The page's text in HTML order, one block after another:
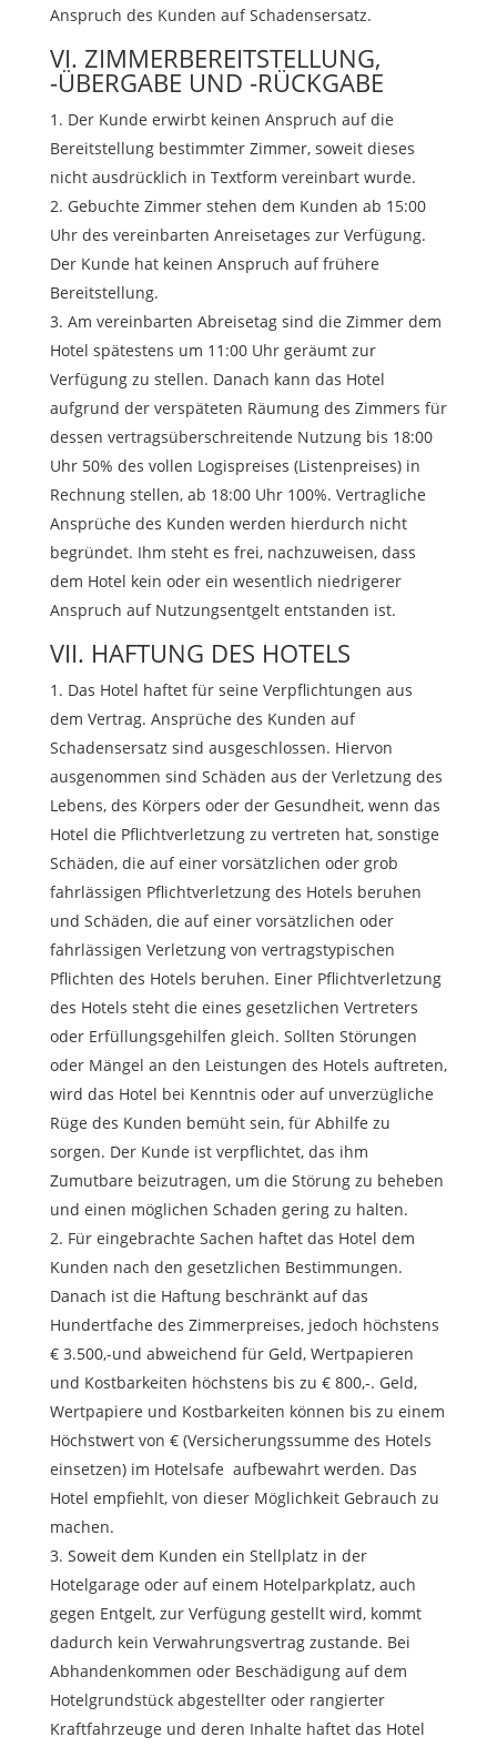
Anspruch des Kunden auf Schadensersatz.
VI. ZIMMERBEREITSTELLUNG,
-ÜBERGABE UND -RÜCKGABE
Der Kunde erwirbt keinen Anspruch auf die
Bereitstellung bestimmter Zimmer, soweit dieses
nicht ausdrücklich in Textform vereinbart wurde.
Gebuchte Zimmer stehen dem Kunden ab 15:00
Uhr des vereinbarten Anreisetages zur Verfügung.
Der Kunde hat keinen Anspruch auf frühere
Bereitstellung.
Am vereinbarten Abreisetag sind die Zimmer dem
Hotel spätestens um 11:00 Uhr geräumt zur
Verfügung zu stellen. Danach kann das Hotel
aufgrund der verspäteten Räumung des Zimmers für
dessen vertragsüberschreitende Nutzung bis 18:00
Uhr 50% des vollen Logispreises (Listenpreises) in
Rechnung stellen, ab 18:00 Uhr 100%. Vertragliche
Ansprüche des Kunden werden hierdurch nicht
begründet. Ihm steht es frei, nachzuweisen, dass
dem Hotel kein oder ein wesentlich niedrigerer
Anspruch auf Nutzungsentgelt entstanden ist.
VII. HAFTUNG DES HOTELS
Das Hotel haftet für seine Verpflichtungen aus
dem Vertrag. Ansprüche des Kunden auf
Schadensersatz sind ausgeschlossen. Hiervon
ausgenommen sind Schäden aus der Verletzung des
Lebens, des Körpers oder der Gesundheit, wenn das
Hotel die Pflichtverletzung zu vertreten hat, sonstige
Schäden, die auf einer vorsätzlichen oder grob
fahrlässigen Pflichtverletzung des Hotels beruhen
und Schäden, die auf einer vorsätzlichen oder
fahrlässigen Verletzung von vertragstypischen
Pflichten des Hotels beruhen. Einer Pflichtverletzung
des Hotels steht die eines gesetzlichen Vertreters
oder Erfüllungsgehilfen gleich. Sollten Störungen
oder Mängel an den Leistungen des Hotels auftreten,
wird das Hotel bei Kenntnis oder auf unverzügliche
Rüge des Kunden bemüht sein, für Abhilfe zu
sorgen. Der Kunde ist verpflichtet, das ihm
Zumutbare beizutragen, um die Störung zu beheben
und einen möglichen Schaden gering zu halten.
Für eingebrachte Sachen haftet das Hotel dem
Kunden nach den gesetzlichen Bestimmungen.
Danach ist die Haftung beschränkt auf das
Hundertfache des Zimmerpreises, jedoch höchstens
€ 3.500,-und abweichend für Geld, Wertpapieren
und Kostbarkeiten höchstens bis zu € 800,-. Geld,
Wertpapiere und Kostbarkeiten können bis zu einem
Höchstwert von € (Versicherungssumme des Hotels
einsetzen) im Hotelsafe aufbewahrt werden. Das
Hotel empfiehlt, von dieser Möglichkeit Gebrauch zu
machen.
Soweit dem Kunden ein Stellplatz in der
Hotelgarage oder auf einem Hotelparkplatz, auch
gegen Entgelt, zur Verfügung gestellt wird, kommt
dadurch kein Verwahrungsvertrag zustande. Bei
Abhandenkommen oder Beschädigung auf dem
Hotelgrundstück abgestellter oder rangierter
Kraftfahrzeuge und deren Inhalte haftet das Hotel